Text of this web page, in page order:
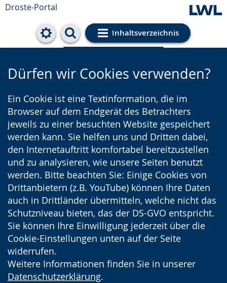
Droste-Portal
Inhaltsverzeichnis
Cookie-Einstellungen
Dürfen wir Cookies verwenden?
Ein Cookie ist eine Textinformation, die im
Browser auf dem Endgerät des Betrachters
jeweils zu einer besuchten Website gespeichert
werden kann. Sie helfen uns und Dritten dabei,
den Internetauftritt komfortabel bereitzustellen
und zu analysieren, wie unsere Seiten benutzt
werden. Bitte beachten Sie: Einige Cookies von
Drittanbietern (z.B. YouTube) können Ihre Daten
auch in Drittländer übermitteln, welche nicht das
Schutzniveau bieten, das der DS-GVO entspricht.
Sie können Ihre Einwilligung jederzeit über die
Cookie-Einstellungen unten auf der Seite
widerrufen.
Weitere Informationen finden Sie in unserer
Datenschutzerklärung.